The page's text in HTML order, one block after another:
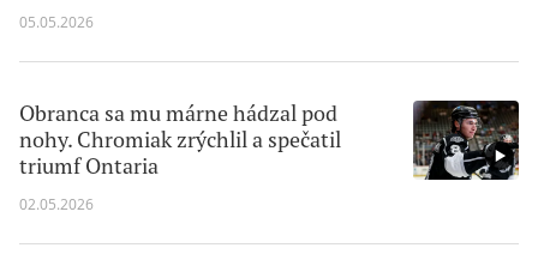
05.05.2026
Obranca sa mu márne hádzal pod
nohy. Chromiak zrýchlil a spečatil
triumf Ontaria
02.05.2026